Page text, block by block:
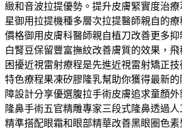
緻和音波拉提優勢。提升皮膚緊實度治
星御用拉提機種多層次拉提醫師親自的
價格御用皮膚科醫師親自植刀改善更多
白腎豆保留豐富撫紋改善膚質的效果，
困擾近視雷射療程是先進近視雷射矯正
特色療程果凍矽膠隆乳幫助你獲得最新
障設計分享優選腹拉手術皮膚追求童顏
隆鼻手術五官精雕專家三段式隆鼻透過
精準搭配眼霜和眼部精華改善黑眼圈色素